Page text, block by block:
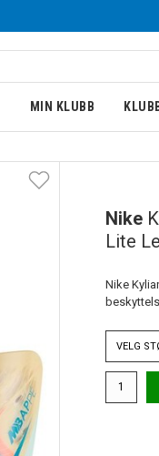
MIN KLUBB
Nike
Lite
Nike
VELG